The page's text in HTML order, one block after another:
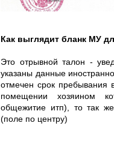
Как выглядит бланк МУ
Это отрывной талон -
указаны данные
отмечен срок пребывания
помещении хозяином
общежитие итп), то так
(поле по центру)